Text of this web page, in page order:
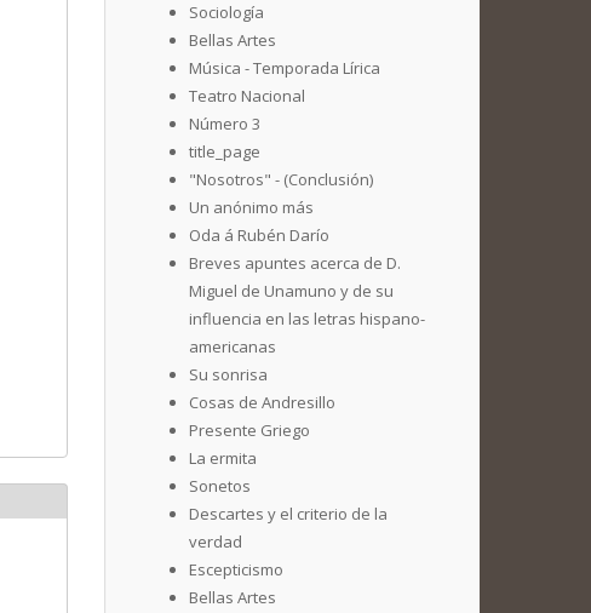
Sociología
Bellas Artes
Música - Temporada Lírica
Teatro Nacional
Número 3
title_page
"Nosotros" - (Conclusión)
Un anónimo más
Oda á Rubén Darío
Breves apuntes acerca de D.
Miguel de Unamuno y de su
influencia en las letras hispano-
americanas
Su sonrisa
Cosas de Andresillo
Presente Griego
La ermita
Sonetos
Descartes y el criterio de la
verdad
Escepticismo
Bellas Artes